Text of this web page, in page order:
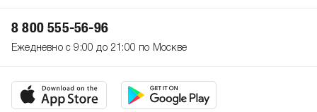
8 800 555-56-96
Ежедневно с 9:00 до 21:00 по Москве